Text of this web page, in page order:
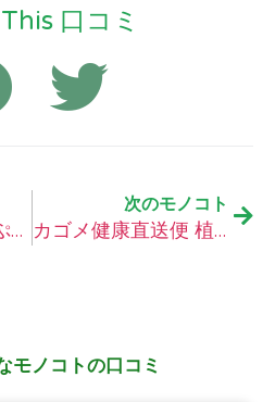
口コミ
やずやのプルーンぷる～んコラーゲンの口コミ
次のモノコト
カゴメ健康直送便 植物性乳酸菌ラブレの口コミ
モノコトの口コミ